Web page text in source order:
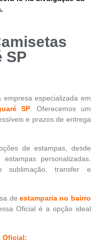
SP
empresa especializada em
SP. Oferecemos um
e prazos de entrega
de estampas, desde
personalizadas.
sublimação, transfer e
de estamparia no bairro
Oficial é a opção ideal
Oficial: